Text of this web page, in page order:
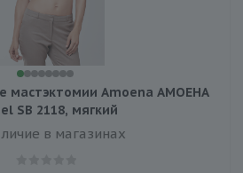
мастэктомии Amoena АМОЕНА
SB 2118, мягкий
в магазинах